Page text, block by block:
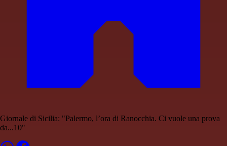
Giornale di Sicilia: "Palermo, l’ora di Ranocchia. Ci vuole una prova
da...10"